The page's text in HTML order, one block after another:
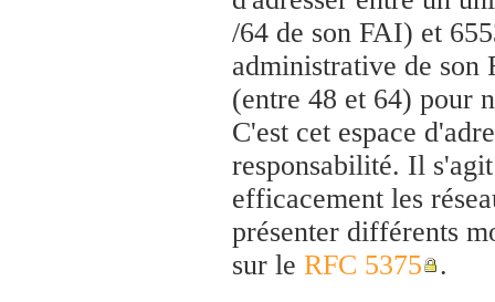
/64 de son FAI) et
administrative de son
(entre 48 et 64) pour
C'est cet espace
responsabilité. Il
efficacement les
présenter différents
sur le RFC 5375 .